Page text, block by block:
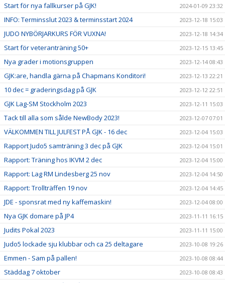
Start för nya fallkurser på GJK! 2024-01-09 23:32
INFO: Terminsslut 2023 & terminsstart 2024 2023-12-18 15:03
JUDO NYBÖRJARKURS FÖR VUXNA! 2023-12-18 14:34
Start för veteranträning 50+ 2023-12-15 13:45
Nya grader i motionsgruppen 2023-12-14 08:43
GJK:are, handla gärna på Chapmans Konditori! 2023-12-13 22:21
10 dec = graderingsdag på GJK 2023-12-12 22:51
GJK Lag-SM Stockholm 2023 2023-12-11 15:03
Tack till alla som sålde NewBody 2023! 2023-12-07 07:01
VÄLKOMMEN TILL JULFEST PÅ GJK - 16 dec 2023-12-04 15:03
Rapport Judo5 samträning 3 dec på GJK 2023-12-04 15:01
Rapport: Träning hos IKVM 2 dec 2023-12-04 15:00
Rapport: Lag RM Lindesberg 25 nov 2023-12-04 14:50
Rapport: Trollträffen 19 nov 2023-12-04 14:45
JDE - sponsrat med ny kaffemaskin! 2023-12-04 08:00
Nya GJK domare på JP4 2023-11-11 16:15
Judits Pokal 2023 2023-11-11 15:00
Judo5 lockade sju klubbar och ca 25 deltagare 2023-10-08 19:26
Emmen - Sam på pallen! 2023-10-08 08:44
Städdag 7 oktober 2023-10-08 08:43